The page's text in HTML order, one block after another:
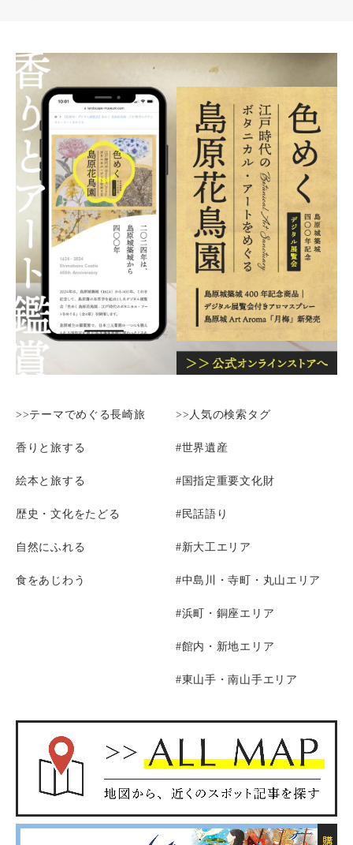
>>テーマでめぐる長崎旅
香りと旅する
絵本と旅する
歴史・文化をたどる
自然にふれる
食をあじわう
>>人気の検索タグ
#世界遺産
#国指定重要文化財
#民話語り
#新大工エリア
#中島川・寺町・丸山エリア
#浜町・銅座エリア
#館内・新地エリア
#東山手・南山手エリア